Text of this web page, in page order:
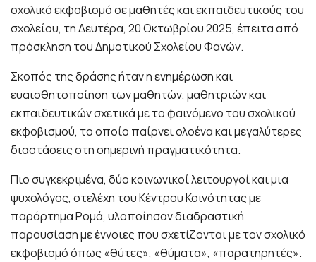
σχολικό εκφοβισμό σε μαθητές και εκπαιδευτικούς του
σχολείου, τη Δευτέρα, 20 Οκτωβρίου 2025, έπειτα από
πρόσκληση του Δημοτικού Σχολείου Φανών.
Σκοπός της δράσης ήταν η ενημέρωση και
ευαισθητοποίηση των μαθητών, μαθητριών και
εκπαιδευτικών σχετικά με το φαινόμενο του σχολικού
εκφοβισμού, το οποίο παίρνει ολοένα και μεγαλύτερες
διαστάσεις στη σημερινή πραγματικότητα.
Πιο συγκεκριμένα, δύο κοινωνικοί λειτουργοί και μια
ψυχολόγος, στελέχη του Κέντρου Κοινότητας με
παράρτημα Ρομά, υλοποίησαν διαδραστική
παρουσίαση με έννοιες που σχετίζονται με τον σχολικό
εκφοβισμό όπως «θύτες», «θύματα», «παρατηρητές».